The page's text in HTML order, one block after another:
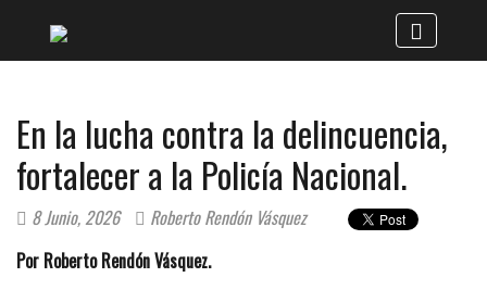
En la lucha contra la delincuencia,
fortalecer a la Policía Nacional.
8 Junio, 2026
Roberto Rendón Vásquez
Por Roberto Rendón Vásquez.